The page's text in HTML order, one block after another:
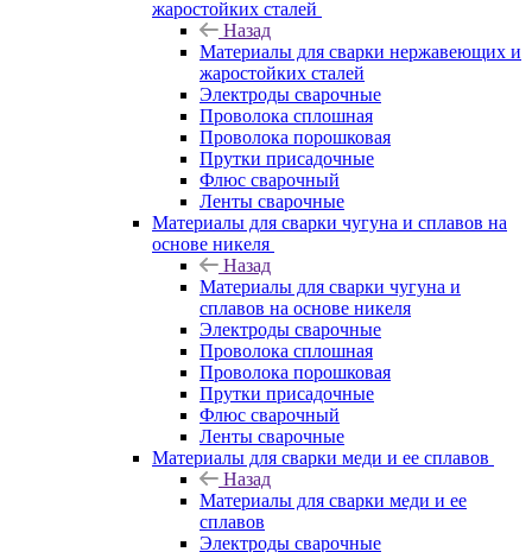
жаростойких сталей
Назад
Материалы для сварки нержавеющих и
жаростойких сталей
Электроды сварочные
Проволока сплошная
Проволока порошковая
Прутки присадочные
Флюс сварочный
Ленты сварочные
Материалы для сварки чугуна и сплавов на
основе никеля
Назад
Материалы для сварки чугуна и
сплавов на основе никеля
Электроды сварочные
Проволока сплошная
Проволока порошковая
Прутки присадочные
Флюс сварочный
Ленты сварочные
Материалы для сварки меди и ее сплавов
Назад
Материалы для сварки меди и ее
сплавов
Электроды сварочные